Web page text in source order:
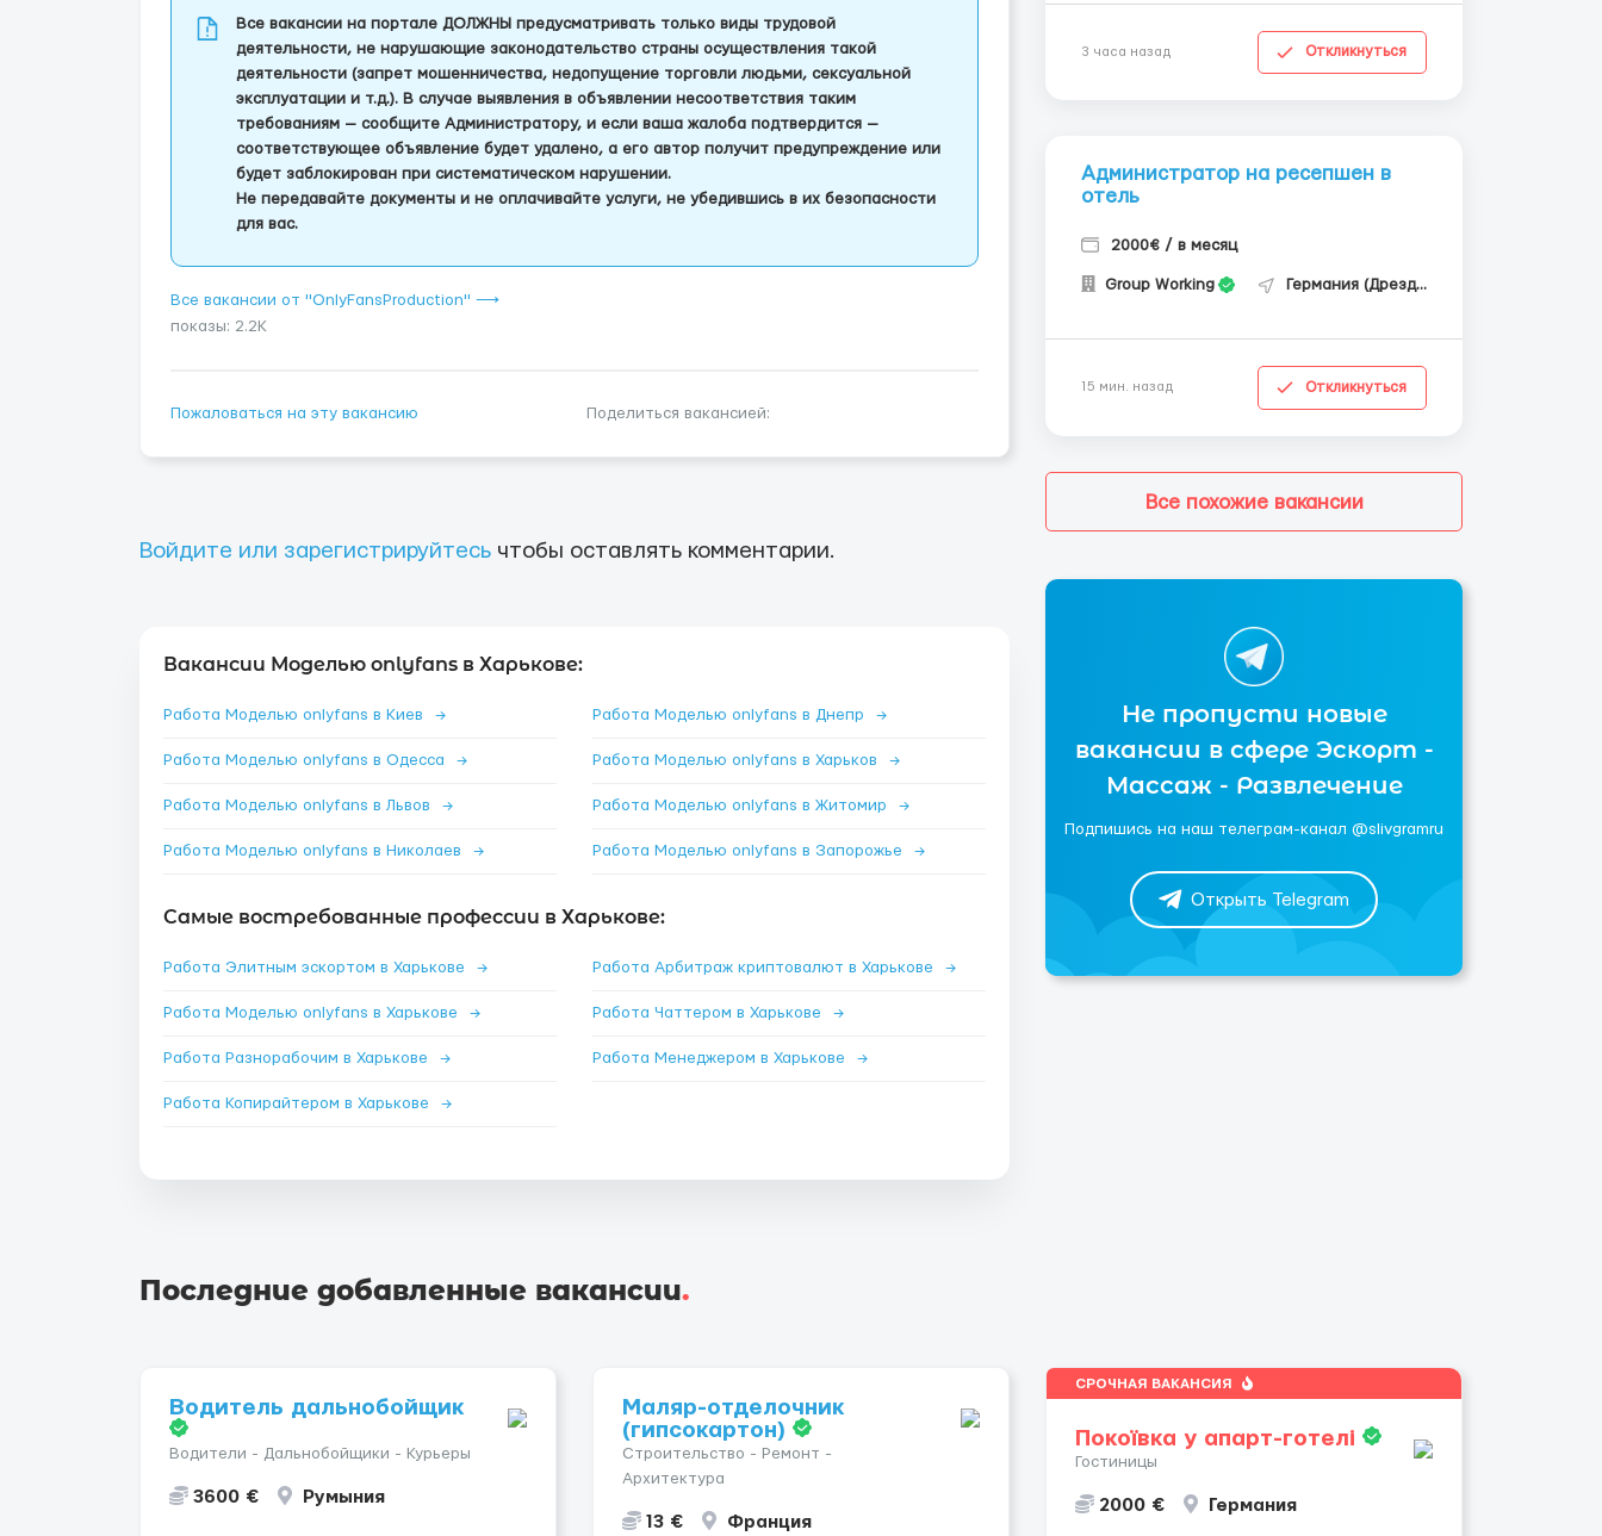
Все вакансии на портале ДОЛЖНЫ предусматривать только виды трудовой
деятельности, не нарушающие законодательство страны осуществления такой
деятельности (запрет мошенничества, недопущение торговли людьми, сексуальной
эксплуатации и т.д.). В случае выявления в объявлении несоответствия таким
требованиям — сообщите Администратору, и если ваша жалоба подтвердится —
соответствующее объявление будет удалено, а его автор получит предупреждение или
будет заблокирован при систематическом нарушении.
Не передавайте документы и не оплачивайте услуги, не убедившись в их безопасности
для вас.
Все вакансии от "OnlyFansProduction" ⟶
показы: 2.2K
Пожаловаться на эту вакансию Поделиться вакансией:
Войдите или зарегистрируйтесь чтобы оставлять комментарии.
Вакансии Моделью onlyfans в Харькове:
Работа Моделью onlyfans в Киев → Работа Моделью onlyfans в Днепр →
Работа Моделью onlyfans в Одесса → Работа Моделью onlyfans в Харьков →
Работа Моделью onlyfans в Львов → Работа Моделью onlyfans в Житомир →
Работа Моделью onlyfans в Николаев → Работа Моделью onlyfans в Запорожье →
Самые востребованные профессии в Харькове:
Работа Элитным эскортом в Харькове → Работа Арбитраж криптовалют в Харькове →
Работа Моделью onlyfans в Харькове → Работа Чаттером в Харькове →
Работа Разнорабочим в Харькове → Работа Менеджером в Харькове →
Работа Копирайтером в Харькове →
3 часа назад Откликнуться
Администратор на ресепшен в
отель
2000€ / в месяц
Group Working Германия (Дрезден)
15 мин. назад Откликнуться
Все похожие вакансии
Не пропусти новые
вакансии в сфере Эскорт -
Массаж - Развлечение
Подпишись на наш телеграм-канал @slivgramru
Открыть Telegram
Последние добавленные вакансии.
Водитель дальнобойщик
Водители - Дальнобойщики - Курьеры
3600 € Румыния
Маляр-отделочник
(гипсокартон)
Строительство - Ремонт -
Архитектура
13 € Франция
СРОЧНАЯ ВАКАНСИЯ
Покоївка у апарт-готелі
Гостиницы
2000 € Германия